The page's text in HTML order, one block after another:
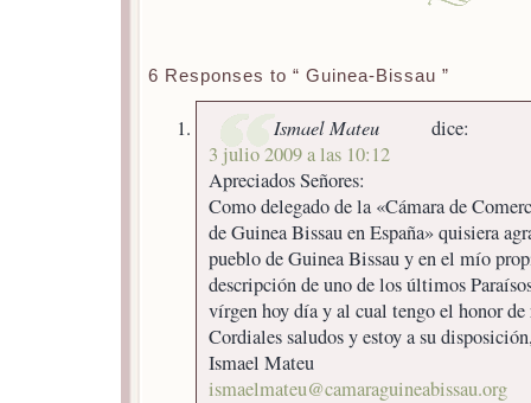
6 Responses to “ Guinea-Bissau ”
Ismael Mateu
dice:
3 julio 2009 a las 10:12
Apreciados Señores:
Como delegado de la «Cámara de
de Guinea Bissau en España» quisiera
pueblo de Guinea Bissau y en el mío
descripción de uno de los últimos
vírgen hoy día y al cual tengo el honor de
Cordiales saludos y estoy a su
Ismael Mateu
ismaelmateu@camaraguineabissau.org